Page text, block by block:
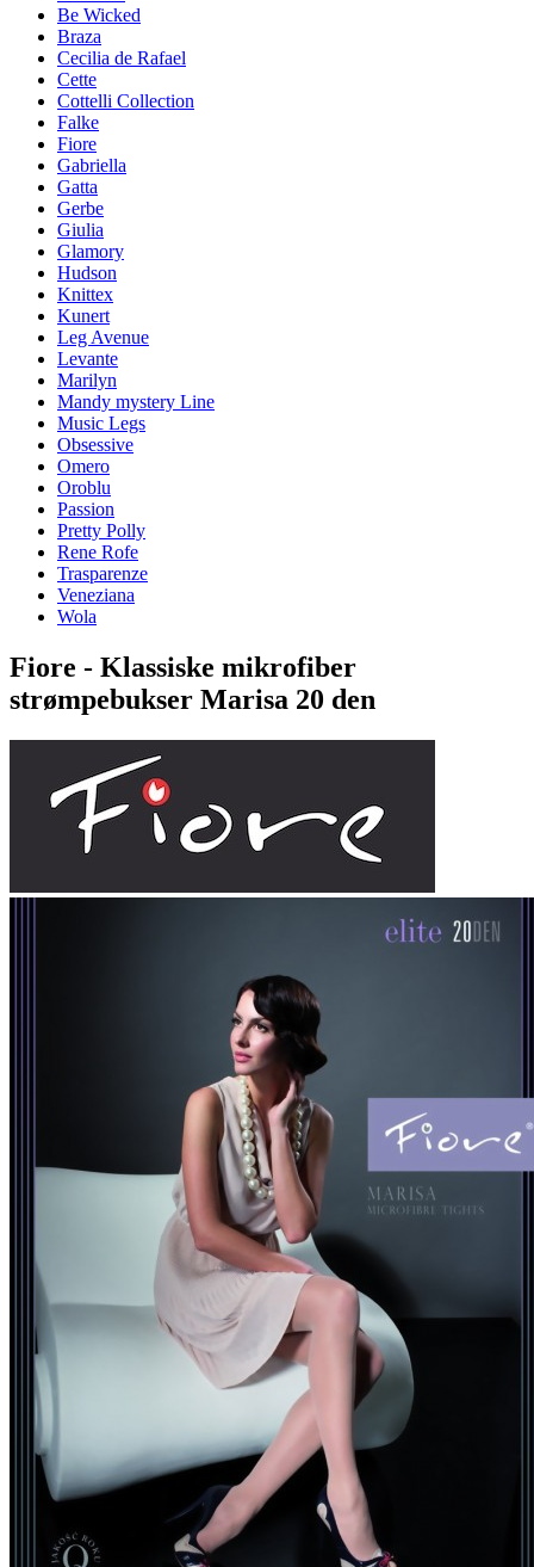
Be Wicked
Braza
Cecilia de Rafael
Cette
Cottelli Collection
Falke
Fiore
Gabriella
Gatta
Gerbe
Giulia
Glamory
Hudson
Knittex
Kunert
Leg Avenue
Levante
Marilyn
Mandy mystery Line
Music Legs
Obsessive
Omero
Oroblu
Passion
Pretty Polly
Rene Rofe
Trasparenze
Veneziana
Wola
Fiore - Klassiske mikrofiber
strømpebukser Marisa 20 den